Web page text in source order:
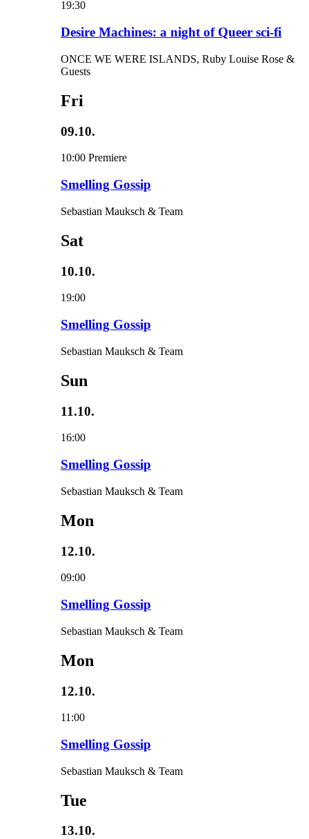
19:30
Desire Machines: a night of Queer sci-fi
ONCE WE WERE ISLANDS, Ruby Louise Rose &
Guests
Fri
09.10.
10:00 Premiere
Smelling Gossip
Sebastian Mauksch & Team
Sat
10.10.
19:00
Smelling Gossip
Sebastian Mauksch & Team
Sun
11.10.
16:00
Smelling Gossip
Sebastian Mauksch & Team
Mon
12.10.
09:00
Smelling Gossip
Sebastian Mauksch & Team
Mon
12.10.
11:00
Smelling Gossip
Sebastian Mauksch & Team
Tue
13.10.